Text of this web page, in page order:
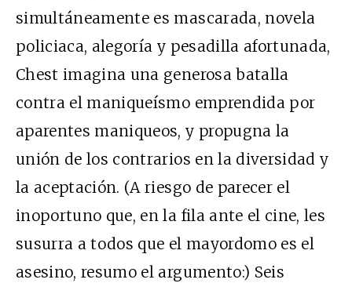
simultáneamente es mascarada, novela
policiaca, alegoría y pesadilla afortunada,
Chest imagina una generosa batalla
contra el maniqueísmo emprendida por
aparentes maniqueos, y propugna la
unión de los contrarios en la diversidad y
la aceptación. (A riesgo de parecer el
inoportuno que, en la fila ante el cine, les
susurra a todos que el mayordomo es el
asesino, resumo el argumento:) Seis